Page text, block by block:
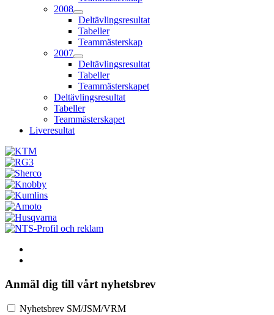
2008
Deltävlingsresultat
Tabeller
Teammästerskap
2007
Deltävlingsresultat
Tabeller
Teammästerskapet
Deltävlingsresultat
Tabeller
Teammästerskapet
Liveresultat
Anmäl dig till vårt nyhetsbrev
Nyhetsbrev SM/JSM/VRM